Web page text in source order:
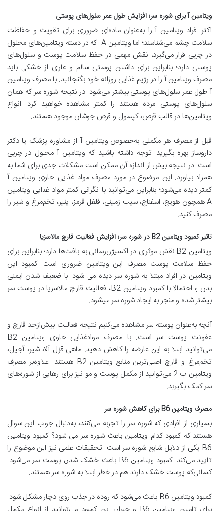
ویتامین آ برای شوره سر؛ افزایش طول عمر سلول‌های پوستی
اکثر افراد ویتامین آ را به‌عنوان ماده‌ای ضروری برای تقویت و حفاظت
سلامت چشم می‌شناسند؛ اما ویتامین A که در دسته ویتامین‌های محلول
در چربی قرار می‌گیرد، نقش مهمی در حفظ سلامت پوست و سلول‌های
پوستی دارد؛ بنابراین برای داشتن پوستی سالم و عاری از خشکی باید
مصرف ویتامین آ را در رژیم غذایی روزانه خود بگنجانید. با مصرف ویتامین
آ طول عمر سلول‌های پوستی بیشتر می‌شود. در نتیجه شوره سر که همان
سلول‌های پوستی مرده هستند را کمتر مشاهده خواهید کرد. انواع
ویتامین‌ها در قالب قرص، کپسول و قرص جوشان موجود هستند.
قبل از مصرف هر مکملی به‌خصوص ویتامین آ از مشاوره پزشک یا دکتر
داروساز بهره بگیرید. توجه داشته باشید که ویتامین آ محلول در چربی
است. در نتیجه بیش از اندازه آن ممکن است مشکلات جدی برای شما به
همراه بیاورد. این موضوع در مورد مصرف مواد غذایی حاوی ویتامین آ
کمتر دیده می‌شود؛ بنابراین می‌توانید با نگرانی کمتر مواد غذایی ویتامین
A همچون هویج، اسفناج، سیب زمینی، فلفل قرمز، پنیر، تخم‌مرغ و شیر را
مصرف کنید.
تاثیر کمبود ویتامین B2 در شوره سر؛ افزایش فعالیت قارچ مالاسزیا
ویتامین B2 نقش موثری در اکسیژن‌رسانی به بافت‌ها دارد؛ بنابراین برای
حفظ سلامت پوست مصرف این ویتامین ضروری است. کمبود این
ویتامین در افراد مبتلا به شوره سر دیده می شود. با ضعیف شدن ایمنی
بدن و احتمالا با کمبود ویتامین B2، فعالیت قارچ مالاسزیا در پوست سر
بیشتر شده و منجر به ایجاد شوره سر می‎شود.
آنچه به‌عنوان پوسته سر مشاهده می‌کنیم نتیجه فعالیت بیش‌ازحد قارچ و
عفونت پوست سر است. با مصرف مواد‌غذایی حاوی ویتامین B2
می‌توانید ابتلا به این عارضه را کاهش دهید. ماهی قزل آلا، شیر، آجیل،
تخم‌مرغ و قارچ اصلی‌ترین منابع ویتامین B2 هستند. علاوه‌بر مصرف
ویتامین ب 2 می‌توانید از مکمل پوست و مو نیز برای رهایی از شوره‌های
سر کمک بگیرید.
مصرف ویتامین B6 برای کاهش شوره سر
بسیاری از افرادی که شوره سر را تجربه می‌کنند، به‌دنبال جواب این سوال
هستند که کمبود کدام ویتامین باعث شوره سر می شود؟ کمبود ویتامین
B6 یکی از دلایل شایع شوره سر است. تحقیقات علمی نیز این موضوع را
تایید می‌کند. کمبود ویتامین B6 باعث خشک شدن پوست سر می‌شود.
کسانی‌که پوست خشک دارند هم در خطر ابتلا به شوره سر هستند.
کمبود ویتامین B6 باعث می‌شود که روده در جذب روی دچار مشکل شود.